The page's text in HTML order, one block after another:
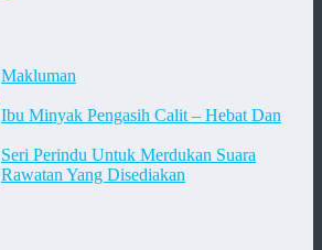
Makluman
Ibu Minyak Pengasih Calit – Hebat Dan
Seri Perindu Untuk Merdukan Suara
Rawatan Yang Disediakan